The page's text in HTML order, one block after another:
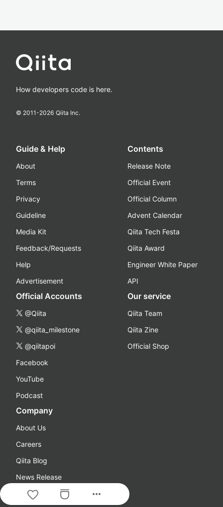
more_horiz
How developers code is here.
© 2011-2026 Qiita Inc.
Guide & Help
About
Terms
Privacy
Guideline
Media Kit
Feedback/Requests
Help
Advertisement
Contents
Release Note
Official Event
Official Column
Advent Calendar
Qiita Tech Festa
Qiita Award
Engineer White Paper
API
Official Accounts
@Qiita
@qiita_milestone
@qiitapoi
Facebook
YouTube
Podcast
Our service
Qiita Team
Qiita Zine
Official Shop
Company
About Us
Careers
Qiita Blog
News Release